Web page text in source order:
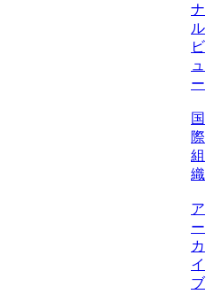
ナ
ル
ビ
ュ
ー
国
際
組
織
ア
ー
カ
イ
ブ